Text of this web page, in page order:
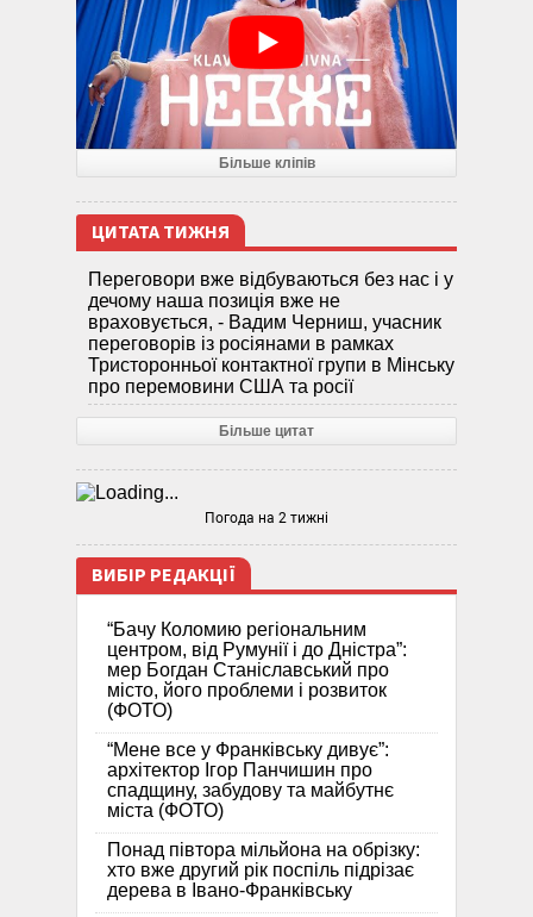
Більше кліпів
ЦИТАТА ТИЖНЯ
Переговори вже відбуваються без нас і у
дечому наша позиція вже не
враховується, - Вадим Черниш, учасник
переговорів із росіянами в рамках
Тристоронньої контактної групи в Мінську
про перемовини США та росії
Більше цитат
Погода на 2 тижні
ВИБІР РЕДАКЦІЇ
“Бачу Коломию регіональним
центром, від Румунії і до Дністра”:
мер Богдан Станіславський про
місто, його проблеми і розвиток
(ФОТО)
“Мене все у Франківську дивує”:
архітектор Ігор Панчишин про
спадщину, забудову та майбутнє
міста (ФОТО)
Понад півтора мільйона на обрізку:
хто вже другий рік поспіль підрізає
дерева в Івано-Франківську